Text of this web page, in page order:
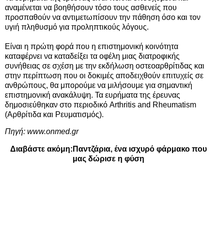
αναμένεται να βοηθήσουν τόσο τους ασθενείς που
προσπαθούν να αντιμετωπίσουν την πάθηση όσο και τον
υγιή πληθυσμό για προληπτικούς λόγους.
Είναι η πρώτη φορά που η επιστημονική κοινότητα
καταφέρνει να καταδείξει τα οφέλη μιας διατροφικής
συνήθειας σε σχέση με την εκδήλωση οστεοαρθρίτιδας και
στην περίπτωση που οι δοκιμές αποδειχθούν επιτυχείς σε
ανθρώπους, θα μπορούμε να μιλήσουμε για σημαντική
επιστημονική ανακάλυψη. Τα ευρήματα της έρευνας
δημοσιεύθηκαν στο περιοδικό Arthritis and Rheumatism
(Αρθρίτιδα και Ρευματισμός).
Πηγή: www.onmed.gr
Διαβάστε ακόμη: Παντζάρια, ένα ισχυρό φάρμακο που
μας δώρισε η φύση